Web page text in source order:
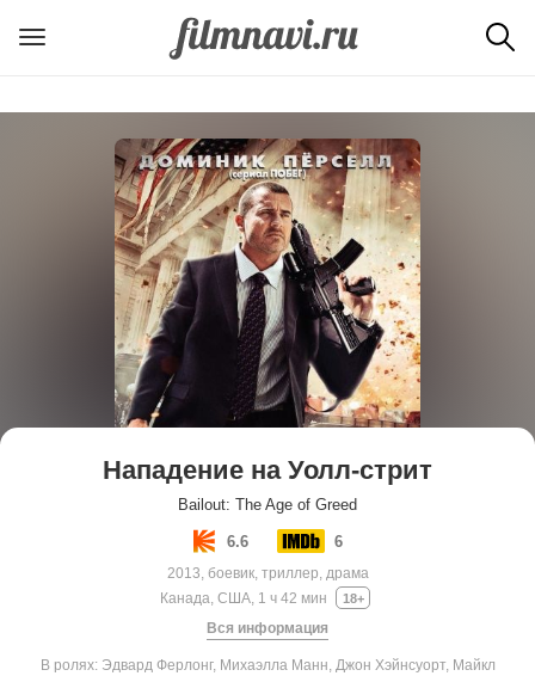
Нападение на Уолл-стрит
Bailout: The Age of Greed
6.6 6
2013, боевик, триллер, драма
Канада, США, 1 ч 42 мин
18+
Вся информация
В ролях: Эдвард Ферлонг, Михаэлла Манн, Джон Хэйнсуорт, Майкл